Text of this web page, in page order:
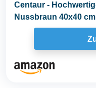
Centaur -
Nussbraun 40x40
Sitzbank...